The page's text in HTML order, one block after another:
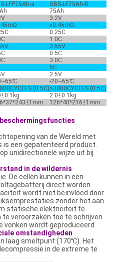
LFP75Ah-a
GBS-LF75Ah-B
75Ah
3.2V
≤0.45mΩ
0.25C
1.0C
3.55V
0.5C
3.0C
5C
2.5V
-20~65℃
(0.5C)>3000CYCLES(0.5C)
2.0±0.1kg
126*40*216±1mm
van de Wereld met
een gepatenteerd product.
unidirectionele wijze uit bij
in de wildernis
De cellen kunnen in een
direct worden
wordt niet beïnvloed door
zonder het aan
statische elektriciteit te
te veroorzaken toe te schrijven
vonken wordt geproduceerd.
omstandigheden
laag smeltpunt (170℃). Het
in de extreme te